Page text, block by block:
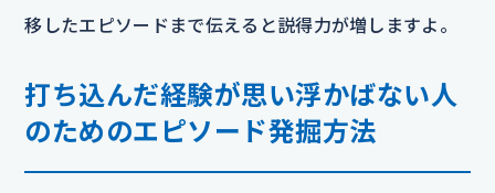
移したエピソードまで伝えると説得力が増しますよ。
打ち込んだ経験が思い浮かばない人
のためのエピソード発掘方法